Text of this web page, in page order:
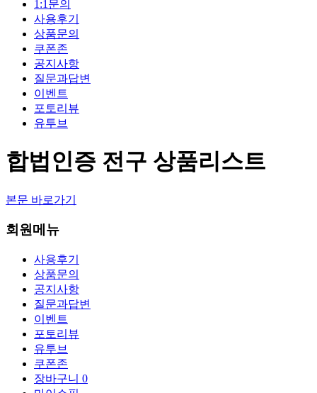
1:1문의
사용후기
상품문의
쿠폰존
공지사항
질문과답변
이벤트
포토리뷰
유투브
합법인증 전구 상품리스트
본문 바로가기
회원메뉴
사용후기
상품문의
공지사항
질문과답변
이벤트
포토리뷰
유투브
쿠폰존
장바구니 0